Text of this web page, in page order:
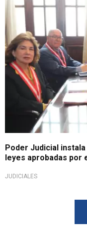
Poder Judicial
leyes aprobadas por
JUDICIALES